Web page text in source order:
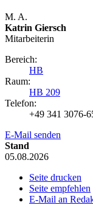
M. A.
Katrin Giersch
Mitarbeiterin
Bereich:
HB
Raum:
HB 209
Telefon:
+49 341 3076-
E-Mail senden
Stand
05.08.2026
Seite drucken
Seite empfehlen
E-Mail an